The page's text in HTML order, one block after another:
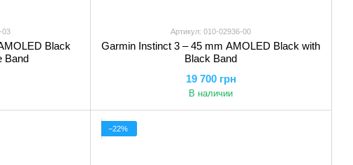
03
Black
Band
Артикул: 010-02936-00
Garmin Instinct 3 – 45 mm AMOLED Black with
Black Band
19 700 грн
В наличии
−22%